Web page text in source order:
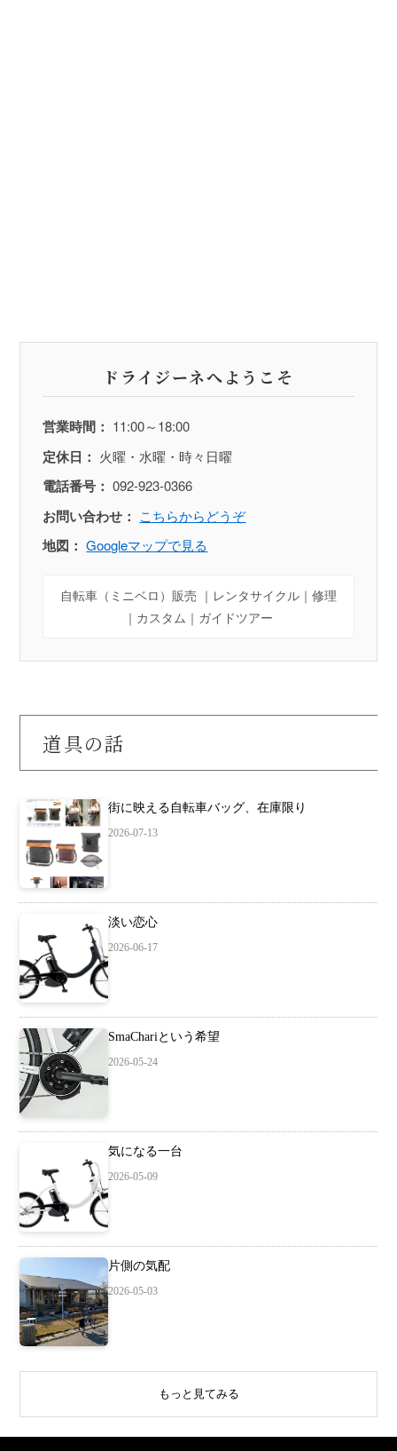
ドライジーネへようこそ
営業時間： 11:00～18:00
定休日： 火曜・水曜・時々日曜
電話番号： 092-923-0366
お問い合わせ： こちらからどうぞ
地図： Googleマップで見る
自転車（ミニベロ）販売 ｜レンタサイクル｜修理
｜カスタム｜ガイドツアー
道具の話
街に映える自転車バッグ、在庫限り
2026-07-13
淡い恋心
2026-06-17
SmaChariという希望
2026-05-24
気になる一台
2026-05-09
片側の気配
2026-05-03
もっと見てみる